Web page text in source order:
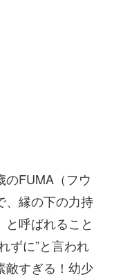
のFUMA（フウ
、縁の下の力持
呼ばれること
ずに”と言われ
敵すぎる！幼少